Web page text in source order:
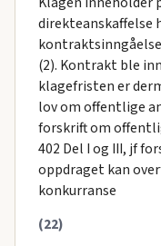
direkteanskaffelse
(2). Kontrakt ble
klagefristen er
lov om offentlige
forskrift om
402 Del I og III, jf
oppdraget kan
konkurranse
(22)